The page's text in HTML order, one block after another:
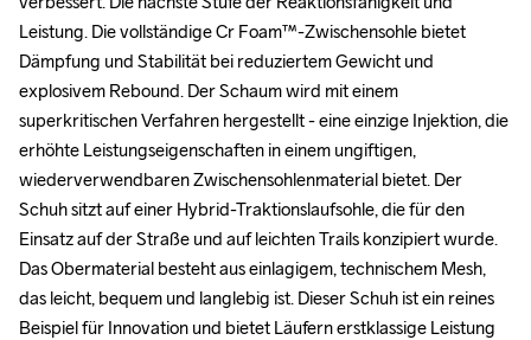
Leistung. Die vollständige Cr Foam™-Zwischensohle bietet
Dämpfung und Stabilität bei reduziertem Gewicht und
explosivem Rebound. Der Schaum wird mit einem
superkritischen Verfahren hergestellt - eine einzige Injektion, die
erhöhte Leistungseigenschaften in einem ungiftigen,
wiederverwendbaren Zwischensohlenmaterial bietet. Der
Schuh sitzt auf einer Hybrid-Traktionslaufsohle, die für den
Einsatz auf der Straße und auf leichten Trails konzipiert wurde.
Das Obermaterial besteht aus einlagigem, technischem Mesh,
das leicht, bequem und langlebig ist. Dieser Schuh ist ein reines
Beispiel für Innovation und bietet Läufern erstklassige Leistung
Leistung. Die vollständige Cr Foam™-Zwischensohle bietet
Dämpfung und Stabilität bei reduziertem Gewicht und
explosivem Rebound. Der Schaum wird mit einem
superkritischen Verfahren hergestellt - eine einzige Injektion, die
erhöhte Leistungseigenschaften in einem ungiftigen,
wiederverwendbaren Zwischensohlenmaterial bietet. Der
Schuh sitzt auf einer Hybrid-Traktionslaufsohle, die für den
Einsatz auf der Straße und auf leichten Trails konzipiert wurde.
Das Obermaterial besteht aus einlagigem, technischem Mesh,
das leicht, bequem und langlebig ist. Dieser Schuh ist ein reines
Beispiel für Innovation und bietet Läufern erstklassige Leistung